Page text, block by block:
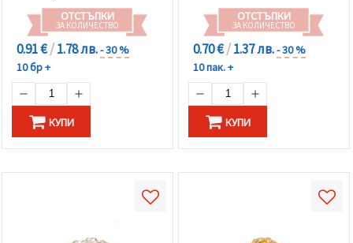
ОТСТЪПКИ
ЗА КОЛИЧЕСТВО
0.91 €/1.78 лв.- 30 %
10 бр +
КУПИ
ОТСТЪПКИ
ЗА КОЛИЧЕСТВО
0.70 €/1.37 лв.- 30 %
10 пак. +
КУПИ